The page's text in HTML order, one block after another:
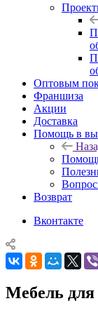
Оптовым
Франшиза
Акции
Доставка
Помощь в
Возврат
Вконтакте
Мебель